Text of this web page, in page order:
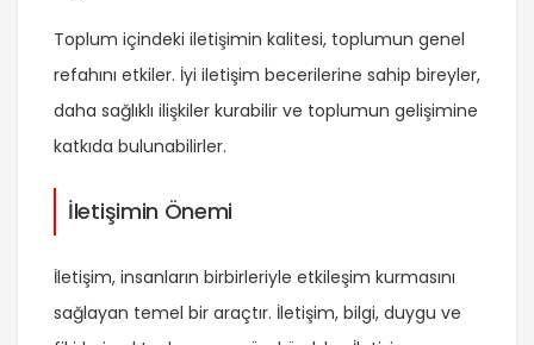
Toplum içindeki iletişimin kalitesi, toplumun genel
refahını etkiler. İyi iletişim becerilerine sahip bireyler,
daha sağlıklı ilişkiler kurabilir ve toplumun gelişimine
katkıda bulunabilirler.
İletişimin Önemi
İletişim, insanların birbirleriyle etkileşim kurmasını
sağlayan temel bir araçtır. İletişim, bilgi, duygu ve